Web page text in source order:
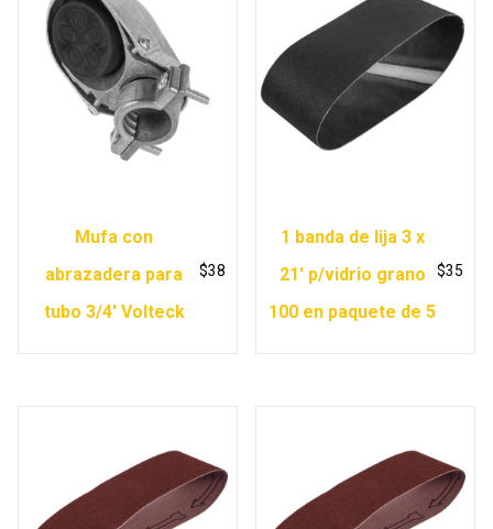
Mufa con
abrazadera para
tubo 3/4′ Volteck
$38
1 banda de lija 3 x
21′ p/vidrio grano
100 en paquete de 5
$35